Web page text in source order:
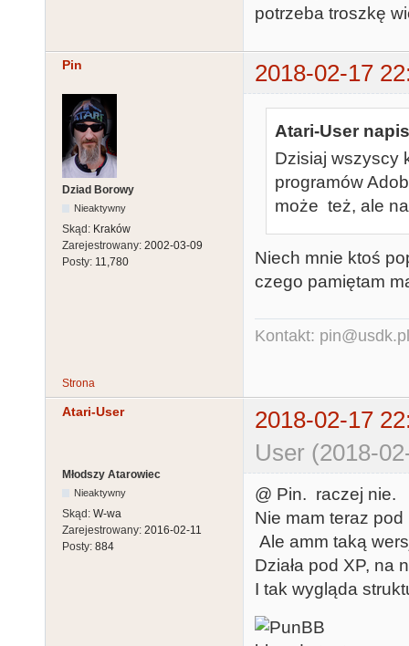
potrzeba troszkę
Pin 2018-02-17
Dziad Borowy
Nieaktywny
Skąd: Kraków
Zarejestrowany: 2002-03-09
Posty: 11,780
Atari-User
Dzisiaj wszyscy
programów
może też, ale
Niech mnie ktoś
czego pamiętam
Kontakt: pin@usdk.pl
Strona
Atari-User
2018-02-17
User (2018-
Młodszy Atarowiec
Nieaktywny
Skąd: W-wa
Zarejestrowany: 2016-02-11
Posty: 884
@ Pin. raczej nie.
Nie mam teraz
Ale amm taką
Działa pod XP, na
I tak wygląda